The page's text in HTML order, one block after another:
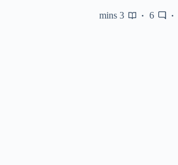
6
3 mins